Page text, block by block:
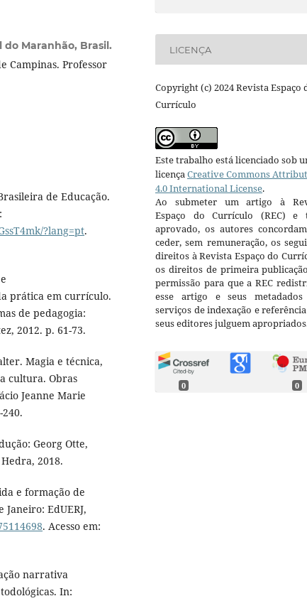
do Maranhão, Brasil.
Campinas. Professor
de Educação.
?lang=pt.
prática em currículo.
de pedagogia:
2012. p. 61-73.
Magia e técnica,
cultura. Obras
Jeanne Marie
Georg Otte,
2018.
e formação de
EdUERJ,
. Acesso em:
narrativa
In:
LICENÇA
Copyright (c) 2024 Revista Espaço
Currículo
Este trabalho está licenciado sob
licençaCreative Commons
4.0 International License.
Ao submeter um artigo à
Espaço do Currículo (REC) e
aprovado, os autores
ceder, sem remuneração, os
direitos à Revista Espaço do
os direitos de primeira
permissão para que a REC
esse artigo e seus metadados
serviços de indexação e
seus editores julguem
0 0